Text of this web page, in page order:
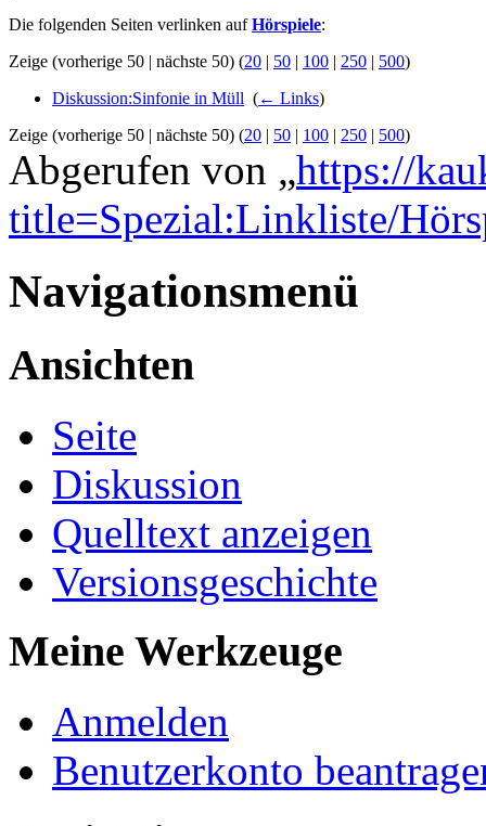
Die folgenden Seiten verlinken aufHörspiele:
Zeige (vorherige 50 | nächste 50) (20 | 50 | 100 | 250 | 500)
Diskussion:Sinfonie in Müll (← Links)
Zeige (vorherige 50 | nächste 50) (20 | 50 | 100 | 250 | 500)
Abgerufen von „https://
title=Spezial:Linkliste/
Navigationsmenü
Ansichten
Seite
Diskussion
Quelltext anzeigen
Versionsgeschichte
Meine Werkzeuge
Anmelden
Benutzerkonto